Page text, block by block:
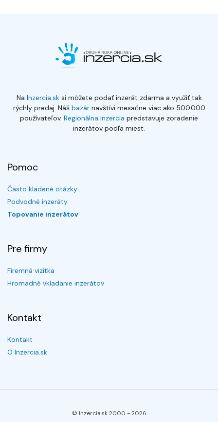
Na Inzercia.sksi môžete podať inzerát zdarma a využiť tak
rýchly predaj. Náš bazárnavštívi mesačne viac ako 500.000
používateľov. Regionálna inzercia predstavuje zoradenie
inzerátov podľa miest.
Pomoc
Často kladené otázky
Podvodné inzeráty
Topovanie inzerátov
Pre firmy
Firemná vizitka
Hromadné vkladanie inzerátov
Kontakt
Kontakt
O Inzercia.sk
© Inzercia.sk 2000 -2026